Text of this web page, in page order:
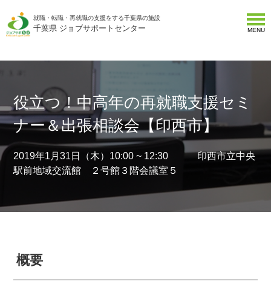
就職・転職・再就職の支援をする千葉県の施設
千葉県 ジョブサポートセンター MENU
役立つ！中高年の再就職支援セミ
ナー＆出張相談会【印西市】
2019年1月31日（木）10:00 ~ 12:30 印西市立中央
駅前地域交流館 ２号館３階会議室５
概要